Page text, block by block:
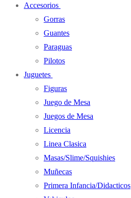
Accesorios
Gorras
Guantes
Paraguas
Pilotos
Juguetes
Figuras
Juego de Mesa
Juegos de Mesa
Licencia
Linea Clasica
Masas/Slime/Squishies
Muñecas
Primera Infancia/Didacticos